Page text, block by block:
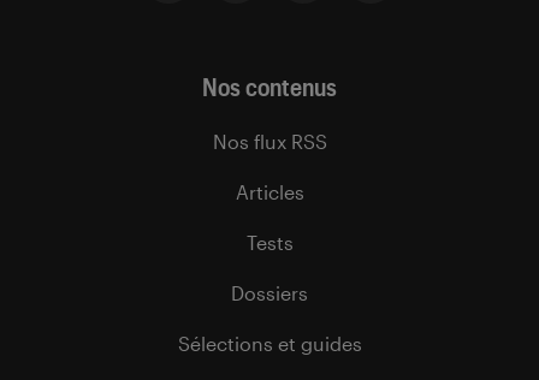
Nos contenus
Nos flux RSS
Articles
Tests
Dossiers
Sélections et guides